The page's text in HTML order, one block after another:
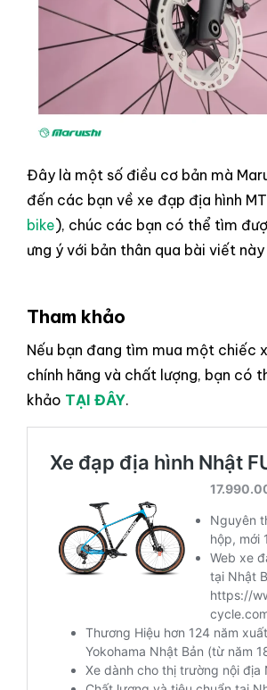
Đây là một số điều cơ bản mà
đến các bạn về xe đạp địa hình
bike), chúc các bạn có thể tìm
ưng ý với bản thân qua bài viết này
Tham khảo
Nếu bạn đang tìm mua một chiếc
chính hãng và chất lượng, bạn có
khảo TẠI ĐÂY.